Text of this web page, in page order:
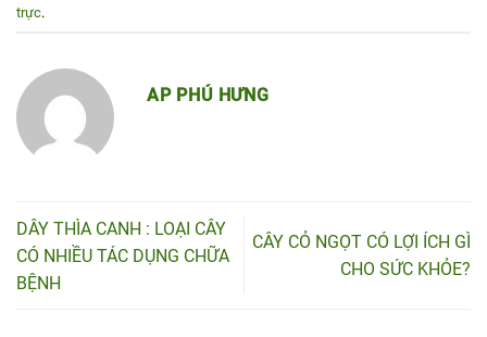
trực.
AP PHÚ HƯNG
DÂY THÌA CANH : LOẠI CÂY
CÓ NHIỀU TÁC DỤNG CHỮA
BỆNH
CÂY CỎ NGỌT CÓ LỢI ÍCH GÌ
CHO SỨC KHỎE?